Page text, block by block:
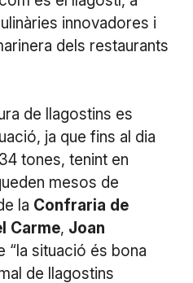
innovadores i
dels restaurants
de llagostins es
ja que fins al dia
tones, tenint en
mesos de
la Confraria de
Carme, Joan
“la situació és bona
de llagostins